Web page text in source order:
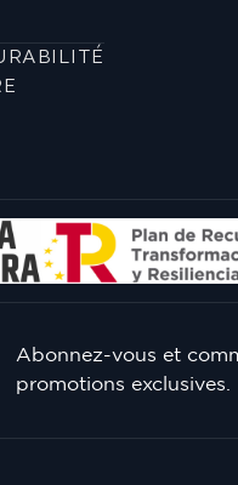
Abonnez-vous et
promotions exclusives.